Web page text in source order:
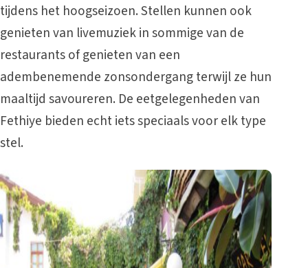
tijdens het hoogseizoen. Stellen kunnen ook
genieten van livemuziek in sommige van de
restaurants of genieten van een
adembenemende zonsondergang terwijl ze hun
maaltijd savoureren. De eetgelegenheden van
Fethiye bieden echt iets speciaals voor elk type
stel.